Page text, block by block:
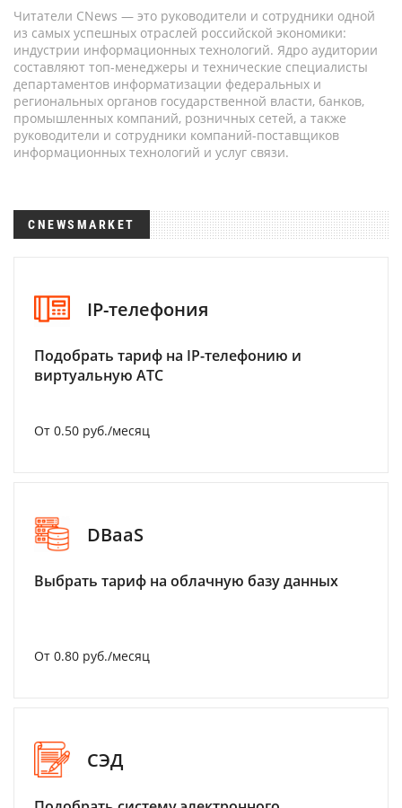
Читатели CNews — это руководители и сотрудники одной
из самых успешных отраслей российской экономики:
индустрии информационных технологий. Ядро аудитории
составляют топ-менеджеры и технические специалисты
департаментов информатизации федеральных и
региональных органов государственной власти, банков,
промышленных компаний, розничных сетей, а также
руководители и сотрудники компаний-поставщиков
информационных технологий и услуг связи.
CNEWSMARKET
IP-телефония
Подобрать тариф на IP-телефонию и
виртуальную АТС
От 0.50 руб./месяц
DBaaS
Выбрать тариф на облачную базу данных
От 0.80 руб./месяц
СЭД